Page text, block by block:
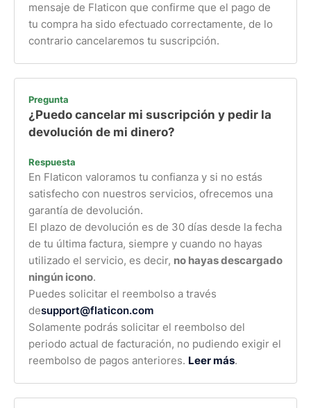
mensaje de Flaticon que confirme que el pago de
tu compra ha sido efectuado correctamente, de lo
contrario cancelaremos tu suscripción.
Pregunta
¿Puedo cancelar mi suscripción y pedir la
devolución de mi dinero?
Respuesta
En Flaticon valoramos tu confianza y si no estás
satisfecho con nuestros servicios, ofrecemos una
garantía de devolución.
El plazo de devolución es de 30 días desde la fecha
de tu última factura, siempre y cuando no hayas
utilizado el servicio, es decir, no hayas descargado
ningún icono.
Puedes solicitar el reembolso a través
desupport@flaticon.com
Solamente podrás solicitar el reembolso del
periodo actual de facturación, no pudiendo exigir el
reembolso de pagos anteriores. Leer más.